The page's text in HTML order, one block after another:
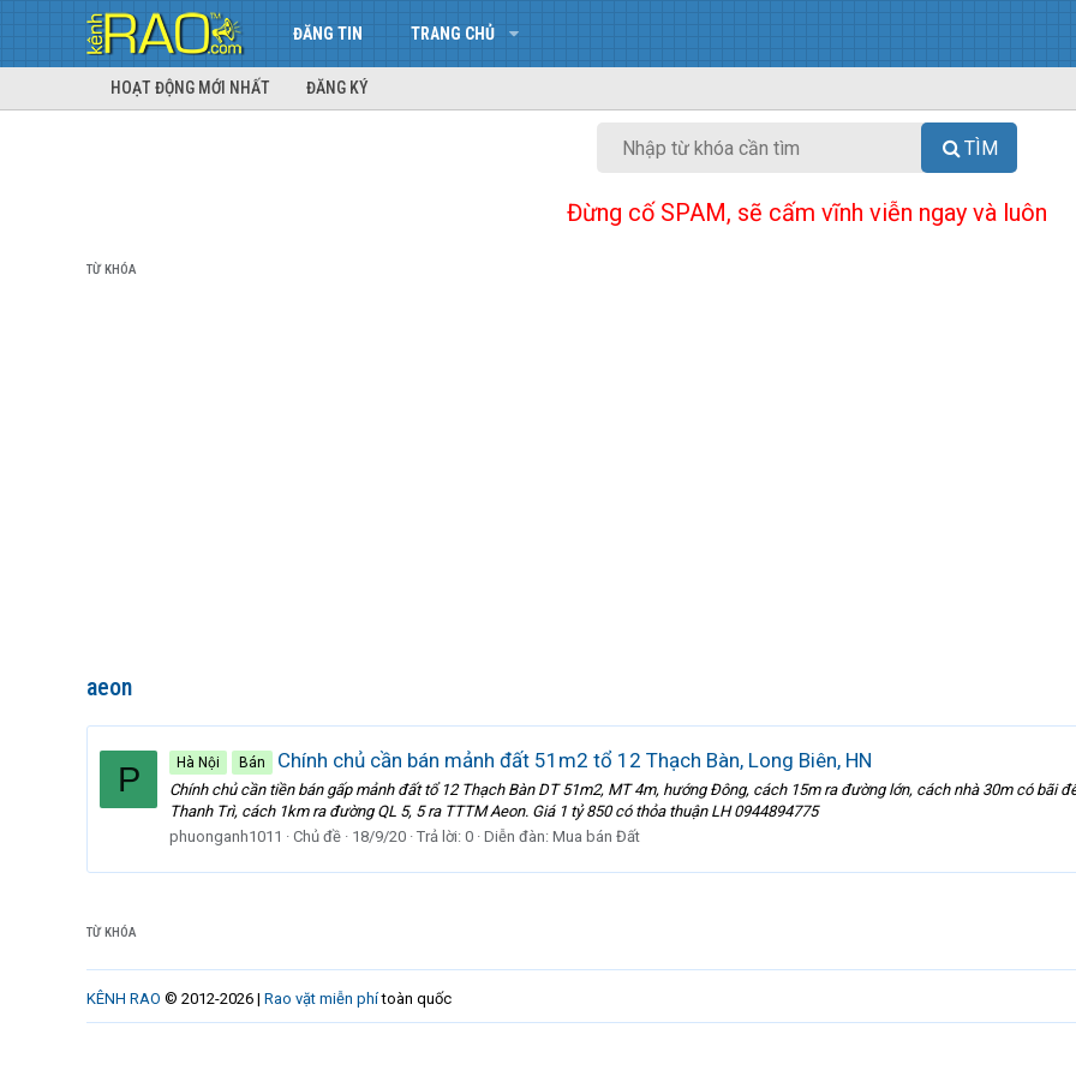
ĐĂNG TIN TRANG CHỦ
HOẠT ĐỘNG MỚI NHẤT ĐĂNG KÝ
TÌM
Đừng cố SPAM, sẽ cấm vĩnh viễn ngay và luôn
TỪ KHÓA
aeon
P Hà Nội Bán Chính chủ cần bán mảnh đất 51m2 tổ 12 Thạch Bàn, Long Biên, HN
Chính chủ cần tiền bán gấp mảnh đất tổ 12 Thạch Bàn DT 51m2, MT 4m, hướng Đông, cách 15m ra đường lớn, cách nhà 30m có bãi
Thanh Trì, cách 1km ra đường QL 5, 5 ra TTTM Aeon. Giá 1 tỷ 850 có thỏa thuận LH 0944894775
phuonganh1011
Chủ đề 18/9/20 Trả lời: 0 Diễn đàn: Mua bán Đất
TỪ KHÓA
KÊNH RAO © 2012-2026 | Rao vặt miễn phítoàn quốc